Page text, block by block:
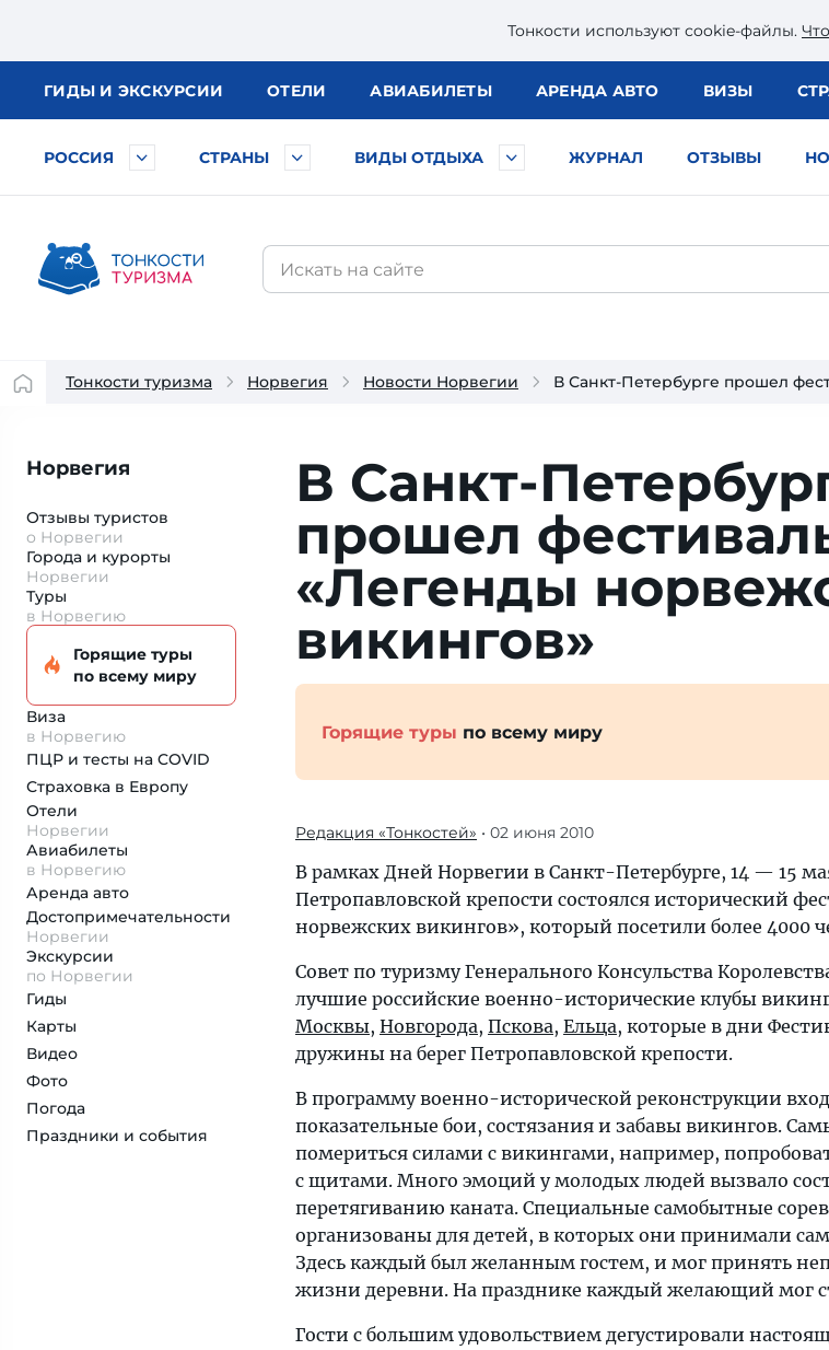
Тонкости используют сookie-файлы.
ГИДЫ И ЭКСКУРСИИ ОТЕЛИ АВИАБИЛЕТЫ АРЕНДА АВТО ВИЗЫ
РОССИЯ СТРАНЫ ВИДЫ ОТДЫХА ЖУРНАЛ ОТЗЫВЫ
Тонкости туризма Норвегия Новости Норвегии В Санкт-Петербурге прошел
Норвегия
Отзывы туристов
о Норвегии
Города и курорты
Норвегии
Туры
в Норвегию
Горящие туры
по всему миру
Виза
в Норвегию
ПЦР и тесты на COVID
Страховка в Европу
Отели
Норвегии
Авиабилеты
в Норвегию
Аренда авто
Достопримеча­тельности
Норвегии
Экскурсии
по Норвегии
Гиды
Карты
Видео
Фото
Погода
Праздники и события
В Санкт-
прошел
«Легенды
викингов»
Горящие туры по всему миру
Редакция «Тонкостей» • 02 июня 2010
В рамках Дней Норвегии в Санкт-Петербурге, 14 — 15
Петропавловской крепости состоялся исторический
норвежских викингов», который посетили более 4000
Совет по туризму Генерального Консульства
лучшие российские военно-исторические клубы
Москвы, Новгорода, Пскова, Ельца, которые в дни
дружины на берег Петропавловской крепости.
В программу военно-исторической реконструкции
показательные бои, состязания и забавы викингов.
помериться силами с викингами, например,
с щитами. Много эмоций у молодых людей вызвало
перетягиванию каната. Специальные самобытные
организованы для детей, в которых они принимали
Здесь каждый был желанным гостем, и мог принять
жизни деревни. На празднике каждый желающий мог
Гости с большим удовольствием дегустировали